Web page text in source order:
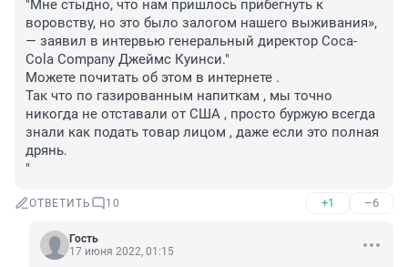
"Мне стыдно, что нам пришлось прибегнуть к
воровству, но это было залогом нашего выживания»,
— заявил в интервью генеральный директор Coca-
Cola Company Джеймс Куинси."
Можете почитать об этом в интернете .
Так что по газированным напиткам , мы точно
никогда не отставали от США , просто буржую всегда
знали как подать товар лицом , даже если это полная
дрянь.
"
ОТВЕТИТЬ 10 +1 –6
Гость
17 июня 2022, 01:15